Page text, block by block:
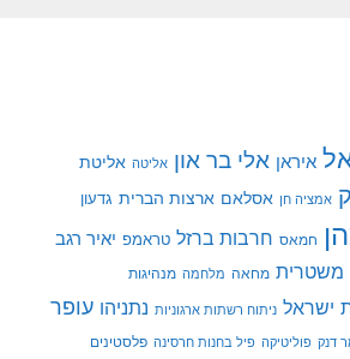
איראן אלי בר און אליטה אליטת
אמציה חן אסלאם ארצות הברית גדעון
חמאס חרבות ברזל טראמפ יאיר רגב
משטרית מחאה מלחמה מנהיגות
ישראל ניתוח רשתות ארגוניות נתניהו עופר
דנק פוליטיקה פיל בחנות חרסינה פלסטינים